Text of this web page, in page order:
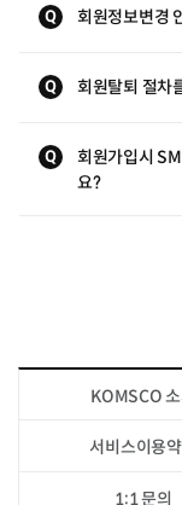
Q 회원정보변경
Q 회원탈퇴 절차
Q
회원가입시
요?
KOMSCO
서비스이용
1:1 문의